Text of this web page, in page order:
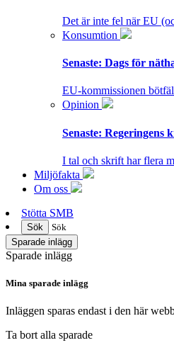
Det är inte fel när EU
Konsumtion
Senaste: Dags för
EU-kommissionen
Opinion
Senaste: Regeringens
I tal och skrift har flera
Miljöfakta
Om oss
Stötta SMB
Sök
Sök
Sparade inlägg
Sparade inlägg
Mina sparade inlägg
Inläggen sparas endast i den här
Ta bort alla sparade